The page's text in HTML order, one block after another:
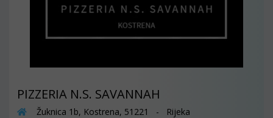
PIZZERIA N.S. SAVANNAH
Žuknica 1b, Kostrena, 51221 - Rijeka